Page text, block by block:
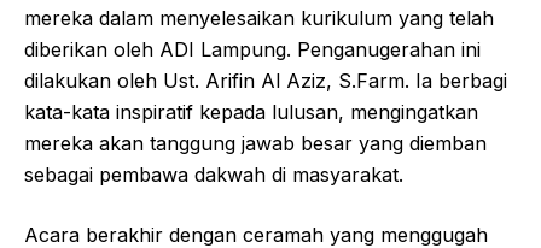
mereka dalam menyelesaikan kurikulum yang telah
diberikan oleh ADI Lampung. Penganugerahan ini
dilakukan oleh Ust. Arifin Al Aziz, S.Farm. Ia berbagi
kata-kata inspiratif kepada lulusan, mengingatkan
mereka akan tanggung jawab besar yang diemban
sebagai pembawa dakwah di masyarakat.
Acara berakhir dengan ceramah yang menggugah